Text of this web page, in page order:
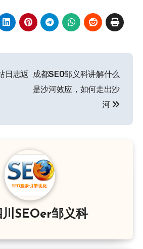
日志返
成都SEO邹义科讲解什么
是沙河效应，如何走出沙
河
川SEOer邹义科